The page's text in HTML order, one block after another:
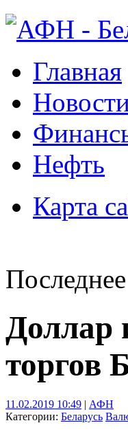
Главная
Нефть
Карта
Доллар
торгов
11.02.2019 10:49 | АФН
Категории: Беларусь